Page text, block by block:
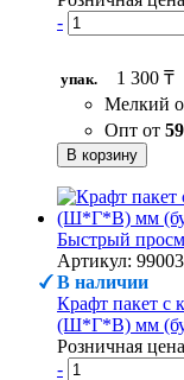
-
упак.
1 300 ₸
Мелкий
Опт от 59
В корзину
Быстрый
Артикул:
В наличии
Крафт пакет с
(Ш*Г*В) мм
Розничная
-